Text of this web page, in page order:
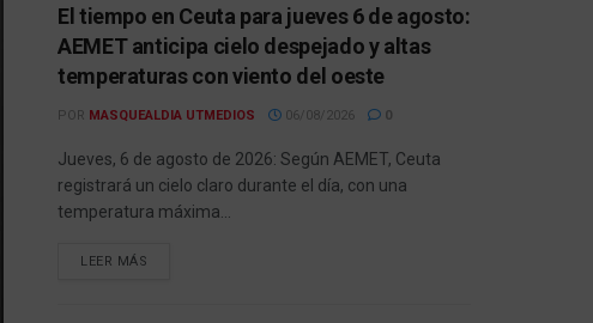
El tiempo en Ceuta para jueves 6 de agosto:
AEMET anticipa cielo despejado y altas
temperaturas con viento del oeste
POR MASQUEALDIA UTMEDIOS 06/08/2026 0
Jueves, 6 de agosto de 2026: Según AEMET, Ceuta
registrará un cielo claro durante el día, con una
temperatura máxima...
LEER MÁS